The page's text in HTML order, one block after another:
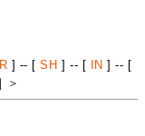
] -- [SH ] -- [ IN ] -- [
＞